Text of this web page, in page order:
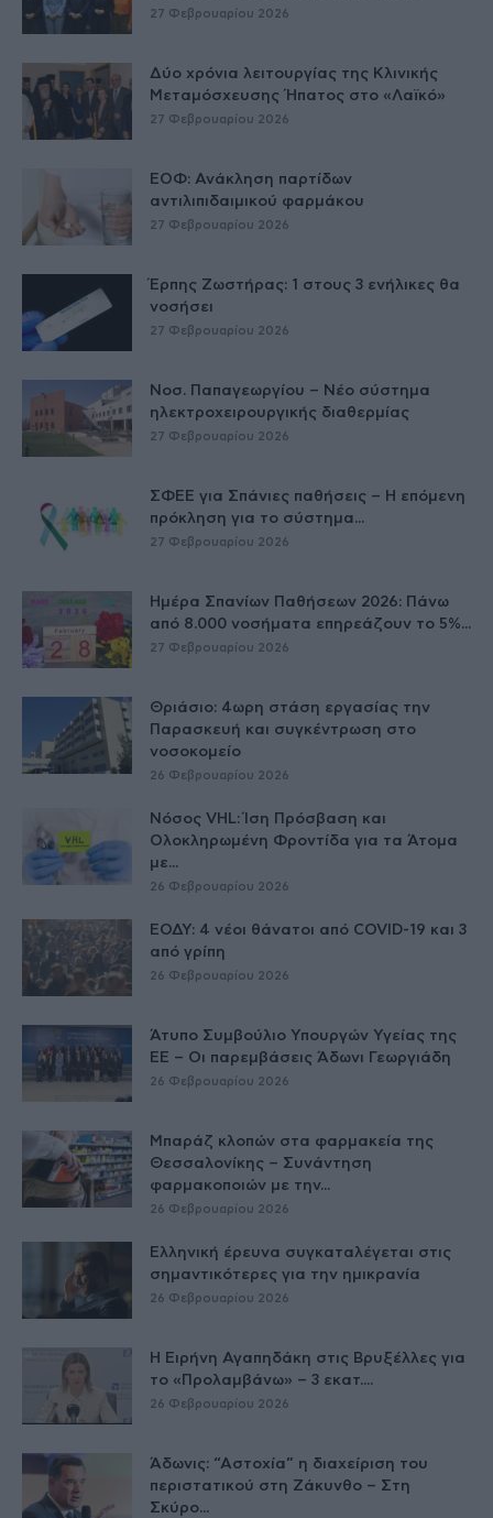
27 Φεβρουαρίου 2026
Δύο χρόνια λειτουργίας της Κλινικής
Μεταμόσχευσης Ήπατος στο «Λαϊκό»
27 Φεβρουαρίου 2026
ΕΟΦ: Ανάκληση παρτίδων
αντιλιπιδαιμικού φαρμάκου
27 Φεβρουαρίου 2026
Έρπης Ζωστήρας: 1 στους 3 ενήλικες θα
νοσήσει
27 Φεβρουαρίου 2026
Νοσ. Παπαγεωργίου – Νέο σύστημα
ηλεκτροχειρουργικής διαθερμίας
27 Φεβρουαρίου 2026
ΣΦΕΕ για Σπάνιες παθήσεις – Η επόμενη
πρόκληση για το σύστημα...
27 Φεβρουαρίου 2026
Ημέρα Σπανίων Παθήσεων 2026: Πάνω
από 8.000 νοσήματα επηρεάζουν το 5%...
27 Φεβρουαρίου 2026
Θριάσιο: 4ωρη στάση εργασίας την
Παρασκευή και συγκέντρωση στο
νοσοκομείο
26 Φεβρουαρίου 2026
Νόσος VHL: Ίση Πρόσβαση και
Ολοκληρωμένη Φροντίδα για τα Άτομα
με...
26 Φεβρουαρίου 2026
ΕΟΔΥ: 4 νέοι θάνατοι από COVID-19 και 3
από γρίπη
26 Φεβρουαρίου 2026
Άτυπο Συμβούλιο Υπουργών Υγείας της
ΕE – Οι παρεμβάσεις Άδωνι Γεωργιάδη
26 Φεβρουαρίου 2026
Μπαράζ κλοπών στα φαρμακεία της
Θεσσαλονίκης – Συνάντηση
φαρμακοποιών με την...
26 Φεβρουαρίου 2026
Ελληνική έρευνα συγκαταλέγεται στις
σημαντικότερες για την ημικρανία
26 Φεβρουαρίου 2026
Η Ειρήνη Αγαπηδάκη στις Βρυξέλλες για
το «Προλαμβάνω» – 3 εκατ....
26 Φεβρουαρίου 2026
Άδωνις: “Αστοχία” η διαχείριση του
περιστατικού στη Ζάκυνθο – Στη
Σκύρο...